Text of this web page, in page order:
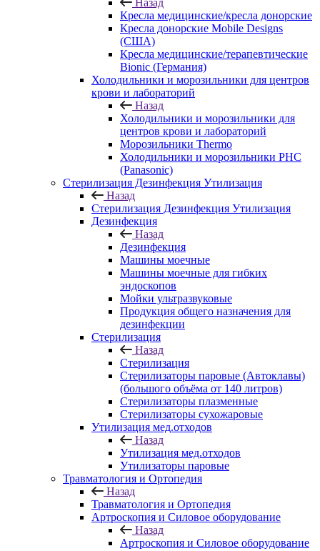
Назад
Кресла медицинские/кресла донорские
Кресла донорские Mobile Designs
(США)
Кресла медицинские/терапевтические
Bionic (Германия)
Холодильники и морозильники для центров
крови и лабораторий
Назад
Холодильники и морозильники для
центров крови и лабораторий
Морозильники Thermo
Холодильники и морозильники PHC
(Panasonic)
Стерилизация Дезинфекция Утилизация
Назад
Стерилизация Дезинфекция Утилизация
Дезинфекция
Назад
Дезинфекция
Машины моечные
Машины моечные для гибких
эндоскопов
Мойки ультразвуковые
Продукция общего назначения для
дезинфекции
Стерилизация
Назад
Стерилизация
Стерилизаторы паровые (Автоклавы)
(большого объёма от 140 литров)
Стерилизаторы плазменные
Стерилизаторы сухожаровые
Утилизация мед.отходов
Назад
Утилизация мед.отходов
Утилизаторы паровые
Травматология и Ортопедия
Назад
Травматология и Ортопедия
Артроскопия и Силовое оборудование
Назад
Артроскопия и Силовое оборудование